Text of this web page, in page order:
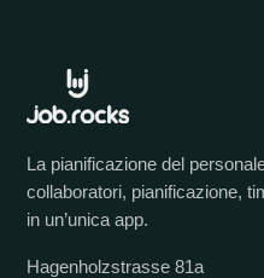
La pianificazione del
collaboratori, pianificazione,
in un’unica app.
Hagenholzstrasse 81a